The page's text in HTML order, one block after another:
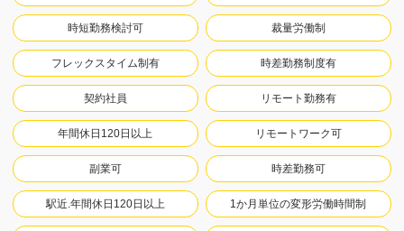
時短勤務検討可 裁量労働制
フレックスタイム制有 時差勤務制度有
契約社員 リモート勤務有
年間休日120日以上 リモートワーク可
副業可 時差勤務可
駅近.年間休日120日以上 1か月単位の変形労働時間制